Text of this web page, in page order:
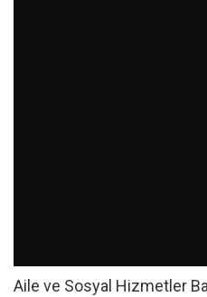
Aile ve Sosyal Hizmetler